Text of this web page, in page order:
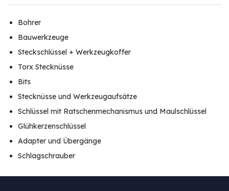
Bohrer
Bauwerkzeuge
Steckschlüssel + Werkzeugkoffer
Torx Stecknüsse
Bits
Stecknüsse und Werkzeugaufsätze
Schlüssel mit Ratschenmechanismus und Maulschlüssel
Glühkerzenschlüssel
Adapter und Übergänge
Schlagschrauber